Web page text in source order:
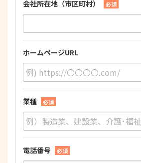
会社所在地（市区町村） 必須
ホームページURL
業種 必須
電話番号 必須